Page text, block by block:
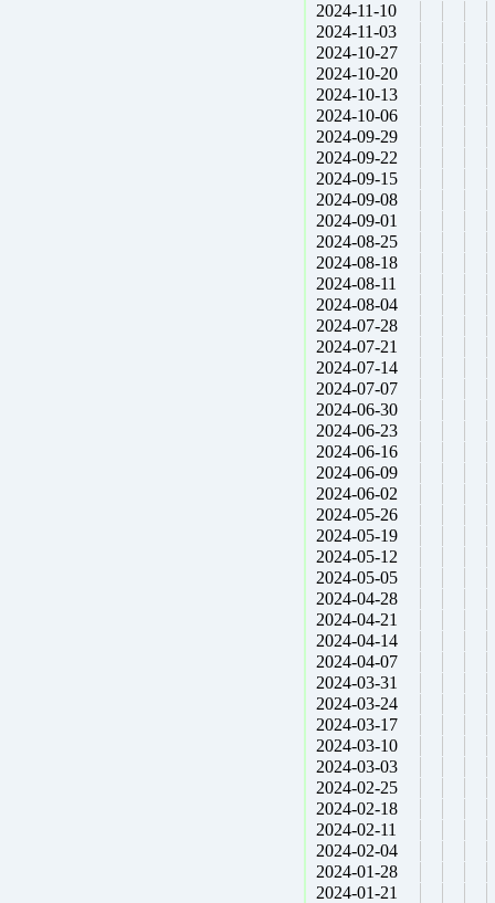
2024-11-10
2024-11-03
2024-10-27
2024-10-20
2024-10-13
2024-10-06
2024-09-29
2024-09-22
2024-09-15
2024-09-08
2024-09-01
2024-08-25
2024-08-18
2024-08-11
2024-08-04
2024-07-28
2024-07-21
2024-07-14
2024-07-07
2024-06-30
2024-06-23
2024-06-16
2024-06-09
2024-06-02
2024-05-26
2024-05-19
2024-05-12
2024-05-05
2024-04-28
2024-04-21
2024-04-14
2024-04-07
2024-03-31
2024-03-24
2024-03-17
2024-03-10
2024-03-03
2024-02-25
2024-02-18
2024-02-11
2024-02-04
2024-01-28
2024-01-21